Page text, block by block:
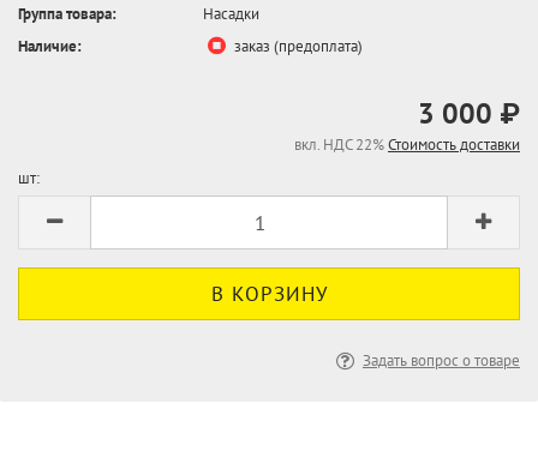
Группа товара:
Насадки
Наличие:
заказ (предоплата)
3 000 ₽
вкл. НДС 22%Стоимость доставки
шт:
Задать вопрос о товаре